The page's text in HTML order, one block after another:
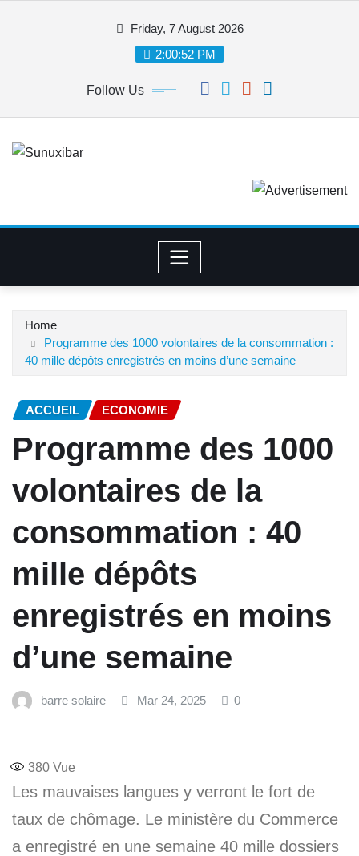
Friday, 7 August 2026
2:00:52 PM
Follow Us
Home
Programme des 1000 volontaires de la consommation :
40 mille dépôts enregistrés en moins d’une semaine
ACCUEIL ECONOMIE
Programme des 1000
volontaires de la
consommation : 40
mille dépôts
enregistrés en moins
d’une semaine
barre solaire Mar 24, 2025 0
380 Vue
Les mauvaises langues y verront le fort de
taux de chômage. Le ministère du Commerce
a enregistré en une semaine 40 mille dossiers